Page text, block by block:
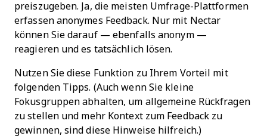
preiszugeben. Ja, die meisten Umfrage-Plattformen
erfassen anonymes Feedback. Nur mit Nectar
können Sie darauf — ebenfalls anonym —
reagieren und es tatsächlich lösen.
Nutzen Sie diese Funktion zu Ihrem Vorteil mit
folgenden Tipps. (Auch wenn Sie kleine
Fokusgruppen abhalten, um allgemeine Rückfragen
zu stellen und mehr Kontext zum Feedback zu
gewinnen, sind diese Hinweise hilfreich.)